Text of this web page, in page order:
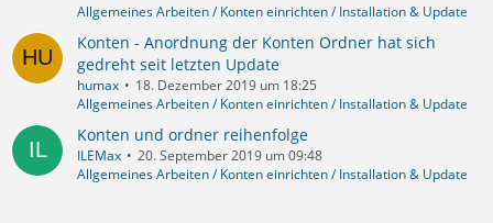
Allgemeines Arbeiten / Konten einrichten / Installation & Update
Konten - Anordnung der Konten Ordner hat sich
gedreht seit letzten Update
humax
18. Dezember 2019 um 18:25
Allgemeines Arbeiten / Konten einrichten / Installation & Update
Konten und ordner reihenfolge
ILEMax
20. September 2019 um 09:48
Allgemeines Arbeiten / Konten einrichten / Installation & Update